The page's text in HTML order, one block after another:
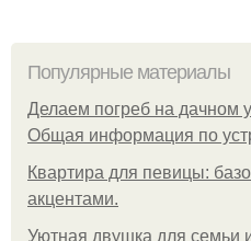
Популярные материалы
Делаем погреб на дачном
Общая информация по
Квартира для певицы:
акцентами.
Уютная двушка для семьи